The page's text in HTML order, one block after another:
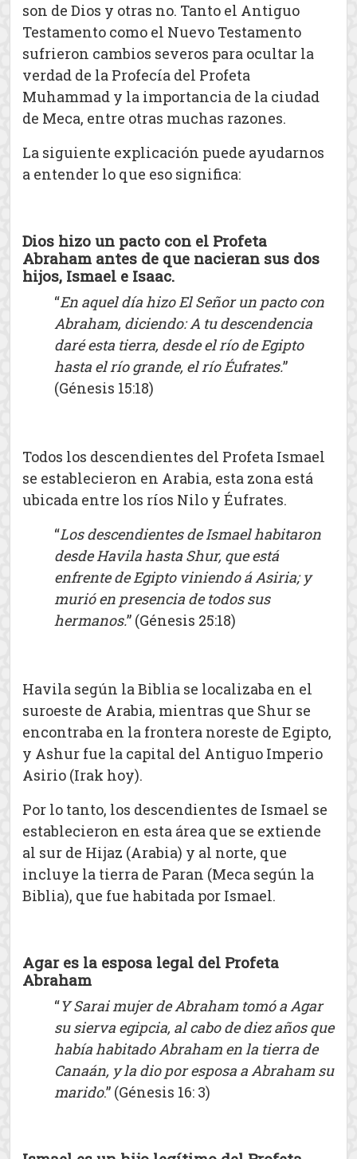
son de Dios y otras no. Tanto el Antiguo
Testamento como el Nuevo Testamento
sufrieron cambios severos para ocultar la
verdad de la Profecía del Profeta
Muhammad y la importancia de la ciudad
de Meca, entre otras muchas razones.
La siguiente explicación puede ayudarnos
a entender lo que eso significa:
Dios hizo un pacto con el Profeta
Abraham antes de que nacieran sus dos
hijos, Ismael e Isaac.
“En aquel día hizo El Señor un pacto con
Abraham, diciendo: A tu descendencia
daré esta tierra, desde el río de Egipto
hasta el río grande, el río Éufrates.”
(Génesis 15:18)
Todos los descendientes del Profeta Ismael
se establecieron en Arabia, esta zona está
ubicada entre los ríos Nilo y Éufrates.
“Los descendientes de Ismael habitaron
desde Havila hasta Shur, que está
enfrente de Egipto viniendo á Asiria; y
murió en presencia de todos sus
hermanos.” (Génesis 25:18)
Havila según la Biblia se localizaba en el
suroeste de Arabia, mientras que Shur se
encontraba en la frontera noreste de Egipto,
y Ashur fue la capital del Antiguo Imperio
Asirio (Irak hoy).
Por lo tanto, los descendientes de Ismael se
establecieron en esta área que se extiende
al sur de Hijaz (Arabia) y al norte, que
incluye la tierra de Paran (Meca según la
Biblia), que fue habitada por Ismael.
Agar es la esposa legal del Profeta
Abraham
“Y Sarai mujer de Abraham tomó a Agar
su sierva egipcia, al cabo de diez años que
había habitado Abraham en la tierra de
Canaán, y la dio por esposa a Abraham su
marido.” (Génesis 16: 3)